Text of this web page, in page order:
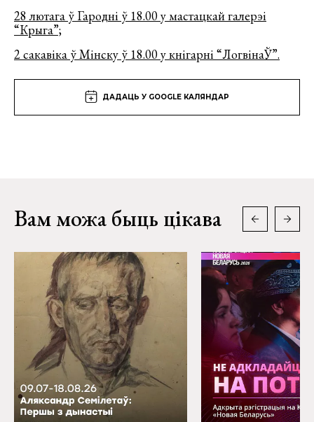
28 лютага ў Гародні ў 18.00 у мастацкай галерэі
“Крыга”;
2 сакавіка ў Мінску ў 18.00 у кнігарні “ЛогвінаЎ”.
ДАДАЦЬ У GOOGLE КАЛЯНДАР
Вам можа быць цікава